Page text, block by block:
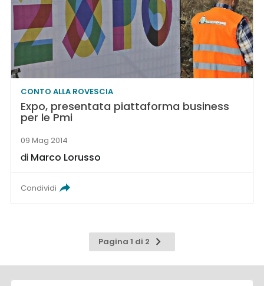
CONTO ALLA ROVESCIA
Expo, presentata piattaforma business
per le Pmi
09 Mag 2014
di Marco Lorusso
Condividi
Pagina 1 di 2
Pagina
successiva